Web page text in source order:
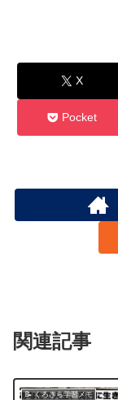
X
Pocket
関連記事
📝 くろさら学習メモ